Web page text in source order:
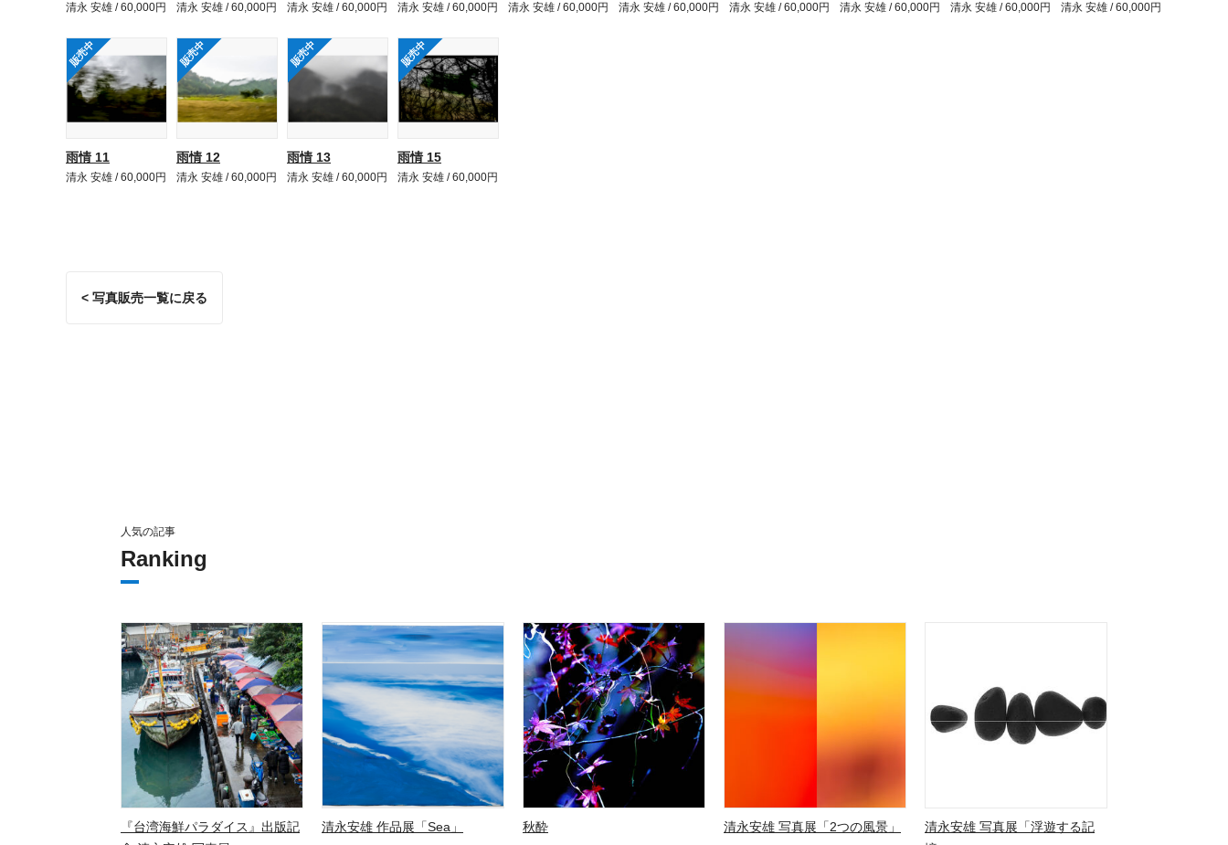
清永 安雄 / 60,000円 清永 安雄 / 60,000円 清永 安雄 / 60,000円 清永 安雄 / 60,000円 清永 安雄 / 60,000円 清永 安雄 / 60,000円 清永 安雄 / 60,000円 清永 安雄 / 60,000円 清永 安雄 / 60,000円 清永 安雄 / 60,000円
販売中
雨情 11
清永 安雄 / 60,000円
販売中
雨情 12
清永 安雄 / 60,000円
販売中
雨情 13
清永 安雄 / 60,000円
販売中
雨情 15
清永 安雄 / 60,000円
< 写真販売一覧に戻る
人気の記事
Ranking
『台湾海鮮パラダイス』出版記
清永安雄 作品展「Sea」 秋酔 清永安雄 写真展「2つの風景」
清永安雄 写真展「浮遊する記